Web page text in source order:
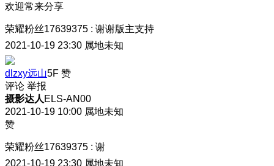
欢迎常来分享
荣耀粉丝17639375 : 谢谢版主支持
2021-10-19 23:30 属地未知
dlzxy远山5F 赞
评论 举报
摄影达人 ELS-AN00
2021-10-19 10:00 属地未知
赞
荣耀粉丝17639375 : 谢
2021-10-19 23:30 属地未知